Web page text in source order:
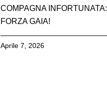
COMPAGNA INFORTUNATA:
FORZA GAIA!
Aprile 7, 2026